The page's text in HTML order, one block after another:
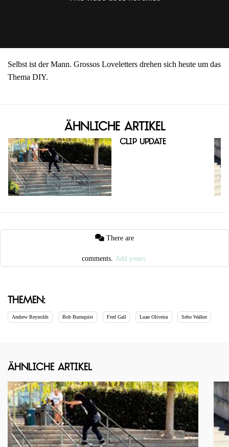
Selbst ist der Mann. Grossos Loveletters drehen sich heute um das
Thema DIY.
Ähnliche Artikel
Clip Update
comments. Add yours.
Themen:
Andrew Reynolds Bob Burnquist Fred Gall Luan Oliveira Sebo Walker
Ähnliche Artikel